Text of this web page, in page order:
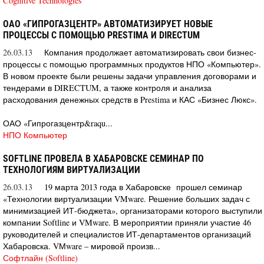
ОАО «ГИПРОГАЗЦЕНТР» АВТОМАТИЗИРУЕТ НОВЫЕ
ПРОЦЕССЫ С ПОМОЩЬЮ PRESTIMA И DIRECTUM
26.03.13
Компания продолжает автоматизировать свои бизнес-
процессы с помощью программных продуктов НПО «Компьютер».
В новом проекте были решены задачи управления договорами и
тендерами в DIRECTUM, а также контроля и анализа
расходования денежных средств в Prestima и КАС «Бизнес Люкс».
ОАО «Гипрогазцентр&raqu...
НПО Компьютер
SOFTLINE ПРОВЕЛА В ХАБАРОВСКЕ СЕМИНАР ПО
ТЕХНОЛОГИЯМ ВИРТУАЛИЗАЦИИ
26.03.13
19 марта 2013 года в Хабаровске прошел семинар
«Технологии виртуализации VMware. Решение больших задач с
минимизацией ИТ-бюджета», организаторами которого выступили
компании Softline и VMware. В мероприятии приняли участие 46
руководителей и специалистов ИТ-департаментов организаций
Хабаровска. VМware – мировой произв...
Софтлайн (Softline)